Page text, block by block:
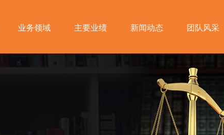
业务领域 主要业绩 新闻动态 团队风采